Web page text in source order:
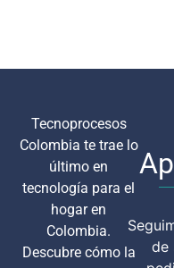
Tecnoprocesos
Colombia te trae lo
último en
tecnología para el
hogar en
Colombia.
Descubre cómo la
de